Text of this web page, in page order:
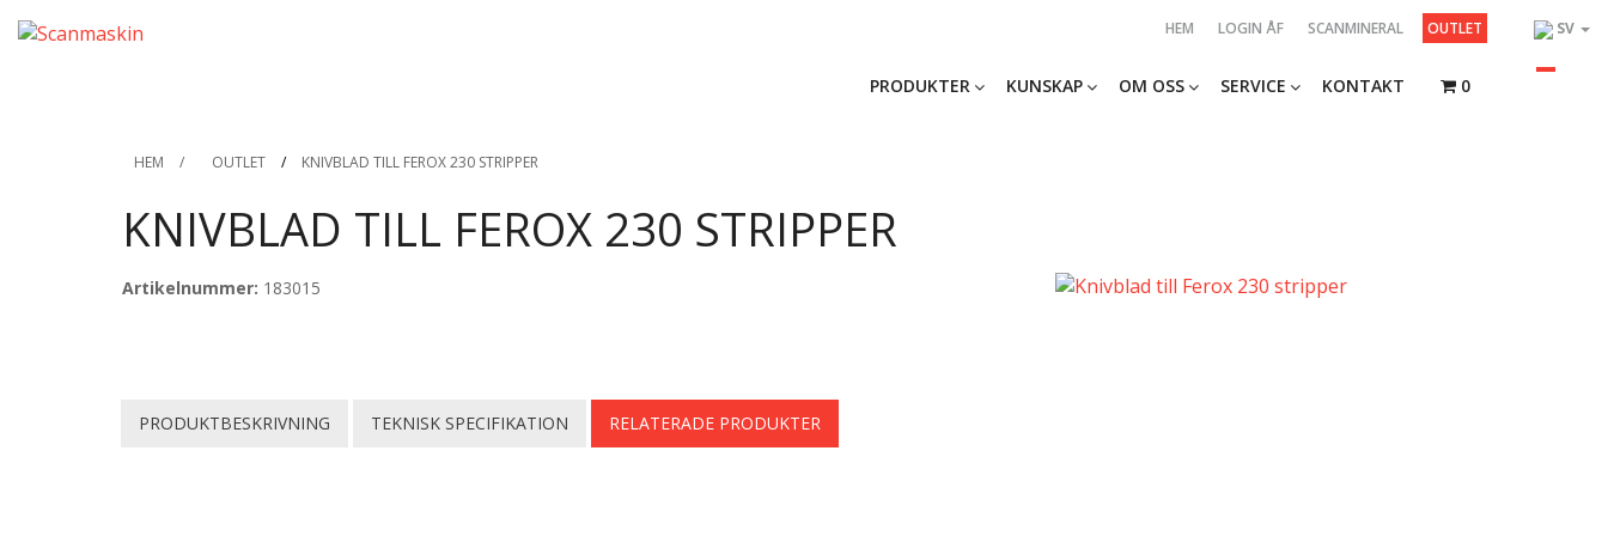
SV
HEM LOGIN ÅF SCANMINERAL OUTLET
PRODUKTER KUNSKAP OM OSS SERVICE KONTAKT 0
HEM / OUTLET / KNIVBLAD TILL FEROX 230 STRIPPER
KNIVBLAD TILL FEROX 230 STRIPPER
Artikelnummer: 183015
PRODUKTBESKRIVNING TEKNISK SPECIFIKATION RELATERADE PRODUKTER